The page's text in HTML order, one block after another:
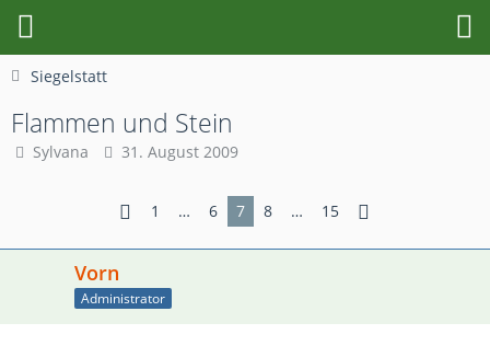
Siegelstatt
Flammen und Stein
Sylvana 31. August 2009
1 … 6 7 8 … 15
Vorn
Administrator